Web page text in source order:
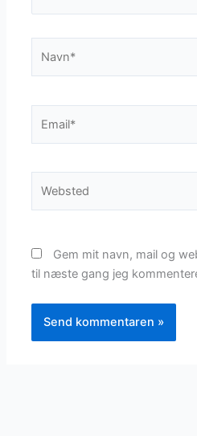
Gem mit navn, mail og
til næste gang jeg